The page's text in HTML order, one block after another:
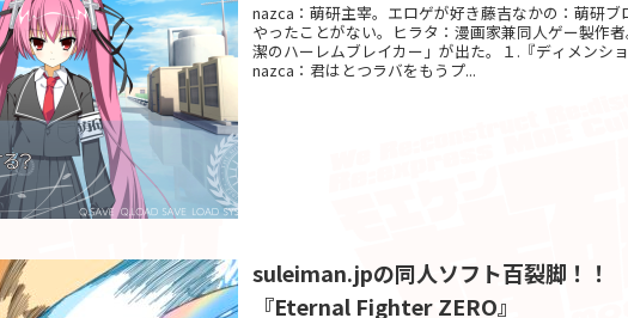
nazca：萌研主宰。エロゲが好き藤吉なかの：萌研ブ
やったことがない。ヒラタ：漫画家兼同人ゲー製作
潔のハーレムブレイカー」が出た。１.『ディメンシ
nazca：君はとつラバをもうプ...
suleiman.jpの同人ソフト百裂脚！！
『Eternal Fighter ZERO』